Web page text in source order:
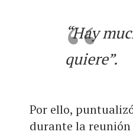
“Hay
quiere”.
Por ello,
durante la